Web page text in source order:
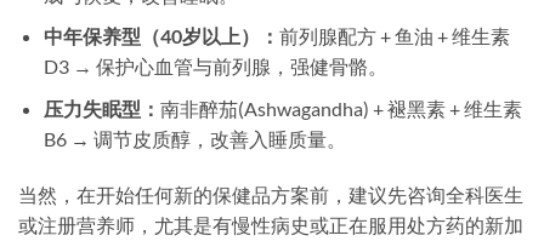
中年保养型（40岁以上）： 前列腺配方 + 鱼油 + 维生素
D3 → 保护心血管与前列腺，强健骨骼。
压力失眠型： 南非醉茄(Ashwagandha) + 褪黑素 + 维生素
B6 → 调节皮质醇，改善入睡质量。
当然，在开始任何新的保健品方案前，建议先咨询全科医生
或注册营养师，尤其是有慢性病史或正在服用处方药的新加